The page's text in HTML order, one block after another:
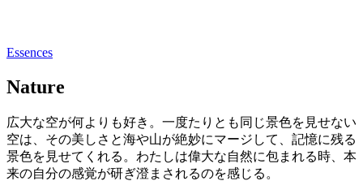
Essences
Nature
広大な空が何よりも好き。一度たりとも同じ景色を見せない
空は、その美しさと海や山が絶妙にマージして、記憶に残る
景色を見せてくれる。わたしは偉大な自然に包まれる時、本
来の自分の感覚が研ぎ澄まされるのを感じる。